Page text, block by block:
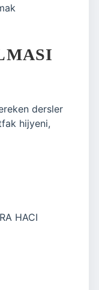
dersler
hijyeni,
HACI